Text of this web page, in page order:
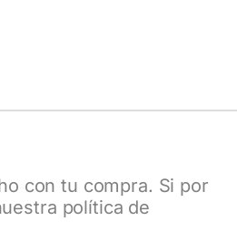
con tu compra. Si por
política de